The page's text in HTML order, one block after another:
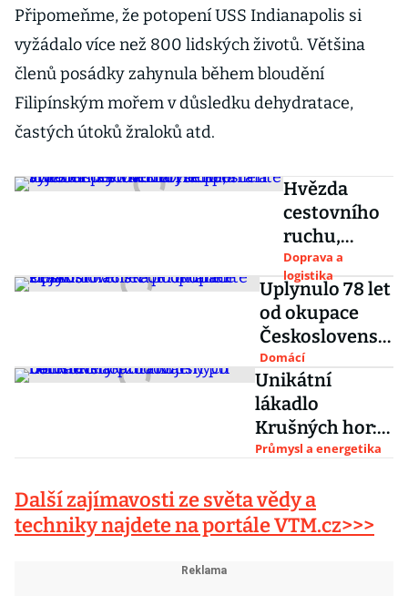
nejdelší
železnici světa
Připomeňme, že potopení USS Indianapolis si
vyžádalo více než 800 lidských životů. Většina
členů posádky zahynula během bloudění
Filipínským mořem v důsledku dehydratace,
častých útoků žraloků atd.
Hvězda
cestovního
ruchu,
autobus
Škoda RTO,
se přestala
vyrábět před
40 lety.
Připomeňte
si ji snímky
Viléma
Heckela
Doprava a
logistika
Uplynulo 78 let
od okupace
Československ
a. Připomeňte
si, jak si
nacisté
podmanili
Prahu
Domácí
Unikátní
lákadlo
Krušných hor:
turisty
betonové torzo
továrny po
Průmysl a energetika
Další zajímavosti ze světa vědy a
techniky najdete na portále VTM.cz>>>